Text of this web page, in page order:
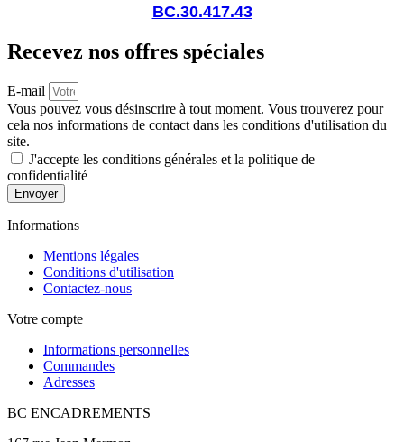
BC.30.417.43
Recevez nos offres spéciales
E-mail
Vous pouvez vous désinscrire à tout moment. Vous trouverez pour
cela nos informations de contact dans les conditions d'utilisation du
site.
J'accepte les conditions générales et la politique de
confidentialité
Envoyer
Informations
Mentions légales
Conditions d'utilisation
Contactez-nous
Votre compte
Informations personnelles
Commandes
Adresses
BC ENCADREMENTS